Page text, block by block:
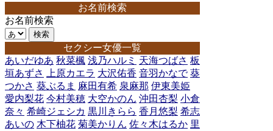
お名前検索
お名前検索
セクシー女優一覧
あいだゆあ 秋菜楓 浅乃ハルミ 天海つばさ 板
垣あずさ
上原カエラ 大沢佑香 音羽かなで 葵
つかさ 葵ぶるま 麻田有希 泉麻那 伊東美姫
愛内梨花 今村美穂 大空かのん 沖田杏梨 小倉
奈々 希崎ジェシカ 黒川きらら 香月悠梨 希志
あいの 木下柚花 菊美かりん 佐々木はるか 里